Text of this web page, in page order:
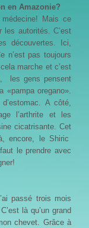
en Amazonie?
médecine! Mais ce
les autorités. C’est
découvertes. Ici,
n’est pas toujours
marche et c’est
les gens pensent
«pampa oregano».
A côté,
l’arthrite et les
cicatrisante. Cet
encore, le Shiric
le prendre avec
passé trois mois
là qu’un grand
chevet. Grâce à